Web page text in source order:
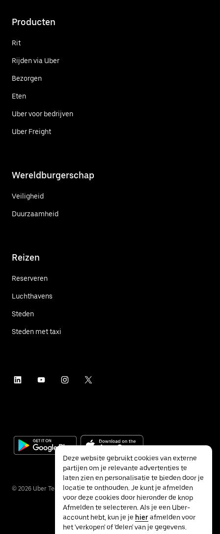
Producten
Rit
Rijden via Uber
Bezorgen
Eten
Uber voor bedrijven
Uber Freight
Wereldburgerschap
Veiligheid
Duurzaamheid
Reizen
Reserveren
Luchthavens
Steden
Steden met taxi
© 2026 Uber Technologies Inc.
Deze website gebruikt cookies van externe
partijen om je relevante advertenties te
laten zien en personalisatie te bieden door je
locatie te onthouden. Je kunt je afmelden
voor deze cookies door hieronder de knop
Afmelden te selecteren. Als je een Uber-
account hebt, kun je je hierafmelden voor
het 'verkopen' of 'delen' van je gegevens.